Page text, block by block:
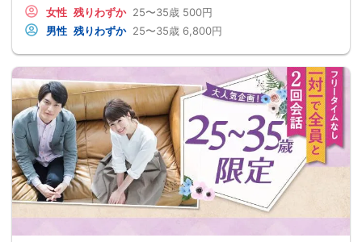
女性 残りわずか 25〜35歳 500円
男性 残りわずか 25〜35歳 6,800円